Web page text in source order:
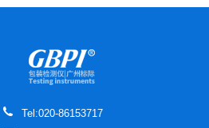
Tel:020-86153717